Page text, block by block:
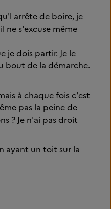
arrête de boire, je
ne s'excuse même
je dois partir. Je le
bout de la démarche.
à chaque fois c'est
pas la peine de
? Je n'ai pas droit
ayant un toit sur la